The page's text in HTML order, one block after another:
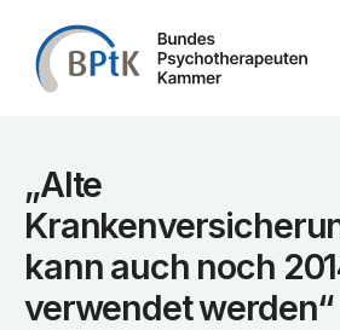
Zum Inhalt springen
„Alte
kann auch noch
verwendet werden“